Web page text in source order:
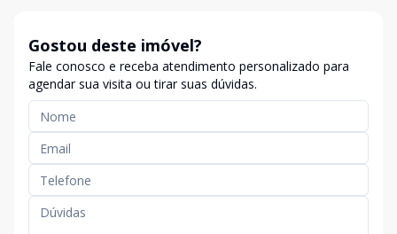
Gostou deste imóvel?
Fale conosco e receba atendimento personalizado para
agendar sua visita ou tirar suas dúvidas.